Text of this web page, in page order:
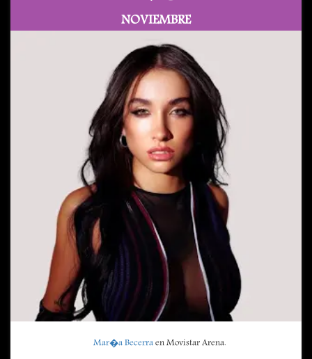
NOVIEMBRE
Mar�a Becerraen Movistar Arena.